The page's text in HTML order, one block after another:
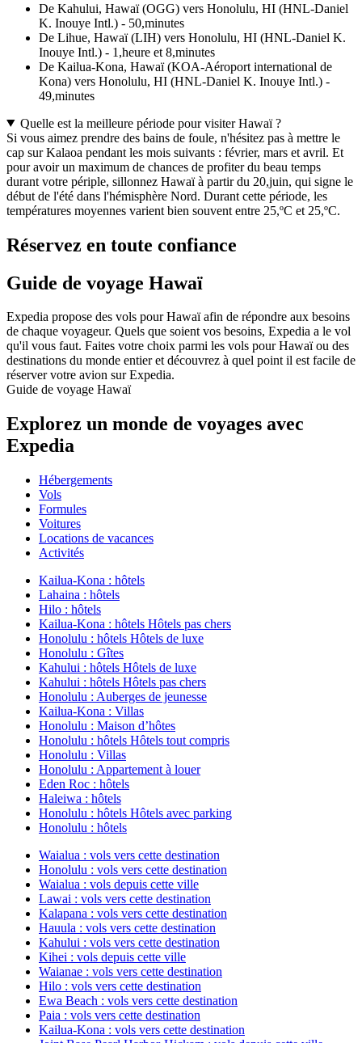
De Kahului, Hawaï (OGG) vers Honolulu, HI (HNL-Daniel
K. Inouye Intl.) - 50,minutes
De Lihue, Hawaï (LIH) vers Honolulu, HI (HNL-Daniel K.
Inouye Intl.) - 1,heure et 8,minutes
De Kailua-Kona, Hawaï (KOA-Aéroport international de
Kona) vers Honolulu, HI (HNL-Daniel K. Inouye Intl.) -
49,minutes
Quelle est la meilleure période pour visiter Hawaï ?
Si vous aimez prendre des bains de foule, n'hésitez pas à mettre le
cap sur Kalaoa pendant les mois suivants : février, mars et avril. Et
pour avoir un maximum de chances de profiter du beau temps
durant votre périple, sillonnez Hawaï à partir du 20,juin, qui signe le
début de l'été dans l'hémisphère Nord. Durant cette période, les
températures moyennes varient bien souvent entre 25,ºC et 25,ºC.
Réservez en toute confiance
Guide de voyage Hawaï
Expedia propose des vols pour Hawaï afin de répondre aux besoins
de chaque voyageur. Quels que soient vos besoins, Expedia a le vol
qu'il vous faut. Faites votre choix parmi les vols pour Hawaï ou des
destinations du monde entier et découvrez à quel point il est facile de
réserver votre avion sur Expedia.
Guide de voyage Hawaï
Explorez un monde de voyages avec
Expedia
Hébergements
Vols
Formules
Voitures
Locations de vacances
Activités
Kailua-Kona : hôtels
Lahaina : hôtels
Hilo : hôtels
Kailua-Kona : hôtels Hôtels pas chers
Honolulu : hôtels Hôtels de luxe
Honolulu : Gîtes
Kahului : hôtels Hôtels de luxe
Kahului : hôtels Hôtels pas chers
Honolulu : Auberges de jeunesse
Kailua-Kona : Villas
Honolulu : Maison d’hôtes
Honolulu : hôtels Hôtels tout compris
Honolulu : Villas
Honolulu : Appartement à louer
Eden Roc : hôtels
Haleiwa : hôtels
Honolulu : hôtels Hôtels avec parking
Honolulu : hôtels
Waialua : vols vers cette destination
Honolulu : vols vers cette destination
Waialua : vols depuis cette ville
Lawai : vols vers cette destination
Kalapana : vols vers cette destination
Hauula : vols vers cette destination
Kahului : vols vers cette destination
Kihei : vols depuis cette ville
Waianae : vols vers cette destination
Hilo : vols vers cette destination
Ewa Beach : vols vers cette destination
Paia : vols vers cette destination
Kailua-Kona : vols vers cette destination